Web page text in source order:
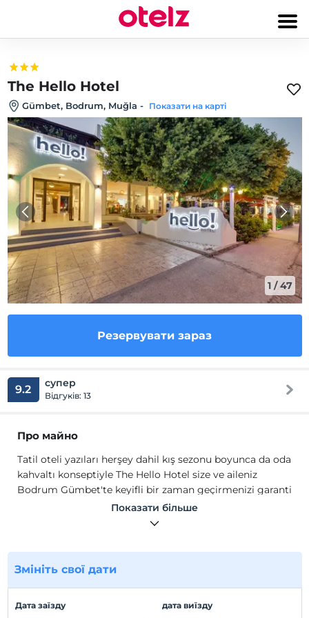
The Hello Hotel
Gümbet, Bodrum, Muğla - Показати на карті
1 /47
Резервувати зараз
9.2 супер
Відгуків: 13
Про майно
Tatil oteli yazıları herşey dahil kış sezonu boyunca da oda
kahvaltı konseptiyle The Hello Hotel size ve aileniz
Bodrum Gümbet'te keyifli bir zaman geçirmenizi garanti
eder. The Hello Hotel'de konuklarımızın konforunu
sağlamak ve her türlü ihtiyaçlarını karşılamak için bütün
The Hello Hotel'in odalarında; LCD TV, klima,7/24 sıcak
su,ücretsiz banyo malzemeleri, havlu gibi standart
müşteri memnuniyetinin esas olduğu otelimizde
Показати більше
Змініть свої дати
Дата заїзду дата виїзду